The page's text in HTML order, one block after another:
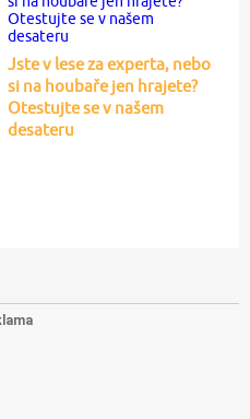
Jste v lese za experta, nebo
si na houbaře jen hrajete?
Otestujte se v našem
desateru